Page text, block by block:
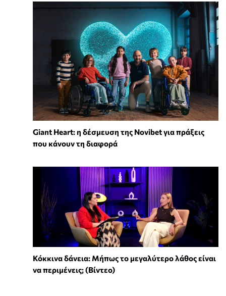
Giant Heart: η δέσμευση της Novibet για πράξεις
που κάνουν τη διαφορά
Κόκκινα δάνεια: Μήπως το μεγαλύτερο λάθος είναι
να περιμένεις; (Βίντεο)